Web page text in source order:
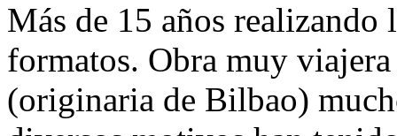
Más de 15 años
formatos. Obra muy
(originaria de Bilbao)